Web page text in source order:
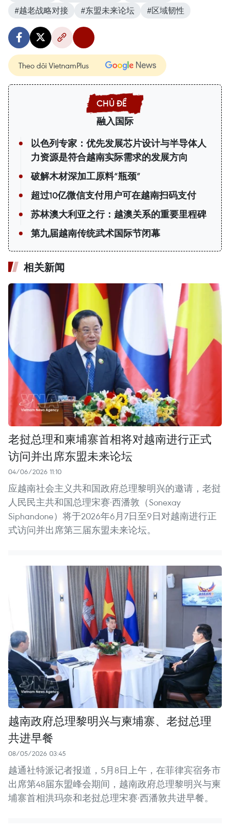
#越老战略对接 #东盟未来论坛 #区域韧性
Theo dõi VietnamPlus
融入国际
以色列专家：优先发展芯片设计与半导体人
力资源是符合越南实际需求的发展方向
破解木材深加工原料“瓶颈”
超过10亿微信支付用户可在越南扫码支付
苏林澳大利亚之行：越澳关系的重要里程碑
第九届越南传统武术国际节闭幕
相关新闻
老挝总理和柬埔寨首相将对越南进行正式
访问并出席东盟未来论坛
04/06/2026 11:10
应越南社会主义共和国政府总理黎明兴的邀请，老挝
人民民主共和国总理宋赛·西潘敦（Sonexay
Siphandone）将于2026年6月7日至9日对越南进行正
式访问并出席第三届东盟未来论坛。
越南政府总理黎明兴与柬埔寨、老挝总理
共进早餐
08/05/2026 03:45
越通社特派记者报道，5月8日上午，在菲律宾宿务市
出席第48届东盟峰会期间，越南政府总理黎明兴与柬
埔寨首相洪玛奈和老挝总理宋赛·西潘敦共进早餐。